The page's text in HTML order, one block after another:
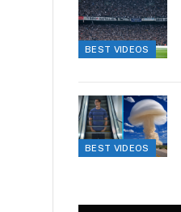
BEST VIDEOS
BEST VIDEOS